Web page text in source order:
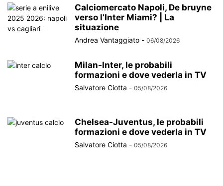
Calciomercato Napoli, De bruyne
verso l’Inter Miami? | La
situazione
Andrea Vantaggiato - 06/08/2026
Milan-Inter, le probabili
formazioni e dove vederla in TV
Salvatore Ciotta - 05/08/2026
Chelsea-Juventus, le probabili
formazioni e dove vederla in TV
Salvatore Ciotta - 05/08/2026